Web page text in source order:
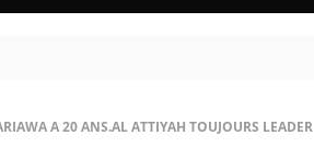
A 20 ANS.AL ATTIYAH TOUJOURS LEADER